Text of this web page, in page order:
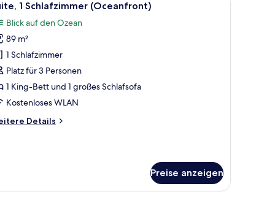
7 1 Schlafzimmer (Oceanfront)
Blick auf den Ozean
89 m²
1 Schlafzimmer
Platz für 3 Personen
1 King-Bett und 1 großes Schlafsofa
Kostenloses WLAN
Details
Preise anzeigen